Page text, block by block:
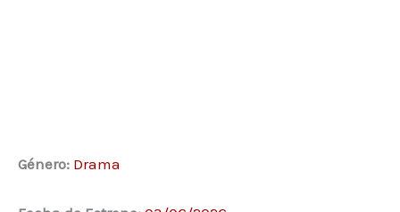
Género: Drama